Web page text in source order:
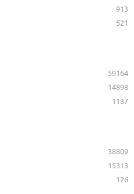
913
521
59164
14898
1137
38809
15313
126